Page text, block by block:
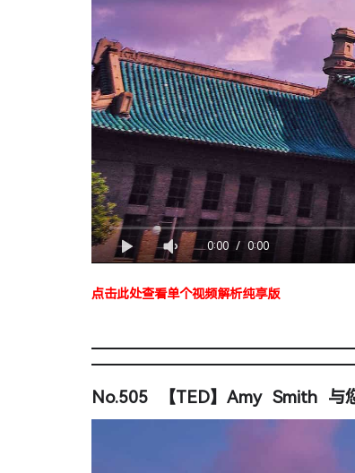
0:00/ 0:00
点击此处查看单个视频解析纯享版
No.505 【TED】Amy Smith 与